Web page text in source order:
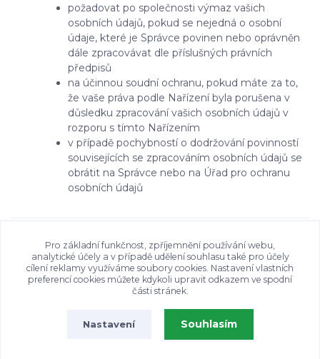
požadovat po společnosti výmaz vašich
osobních údajů, pokud se nejedná o osobní
údaje, které je Správce povinen nebo oprávněn
dále zpracovávat dle příslušných právních
předpisů
na účinnou soudní ochranu, pokud máte za to,
že vaše práva podle Nařízení byla porušena v
důsledku zpracování vašich osobních údajů v
rozporu s tímto Nařízením
v případě pochybností o dodržování povinností
souvisejících se zpracováním osobních údajů se
obrátit na Správce nebo na Úřad pro ochranu
osobních údajů
Pro základní funkčnost, zpříjemnění používání webu,
analytické účely a v případě udělení souhlasu také pro účely
cílení reklamy využíváme soubory cookies. Nastavení vlastních
preferencí cookies můžete kdykoli upravit odkazem ve spodní
části stránek.
Nastavení Souhlasím